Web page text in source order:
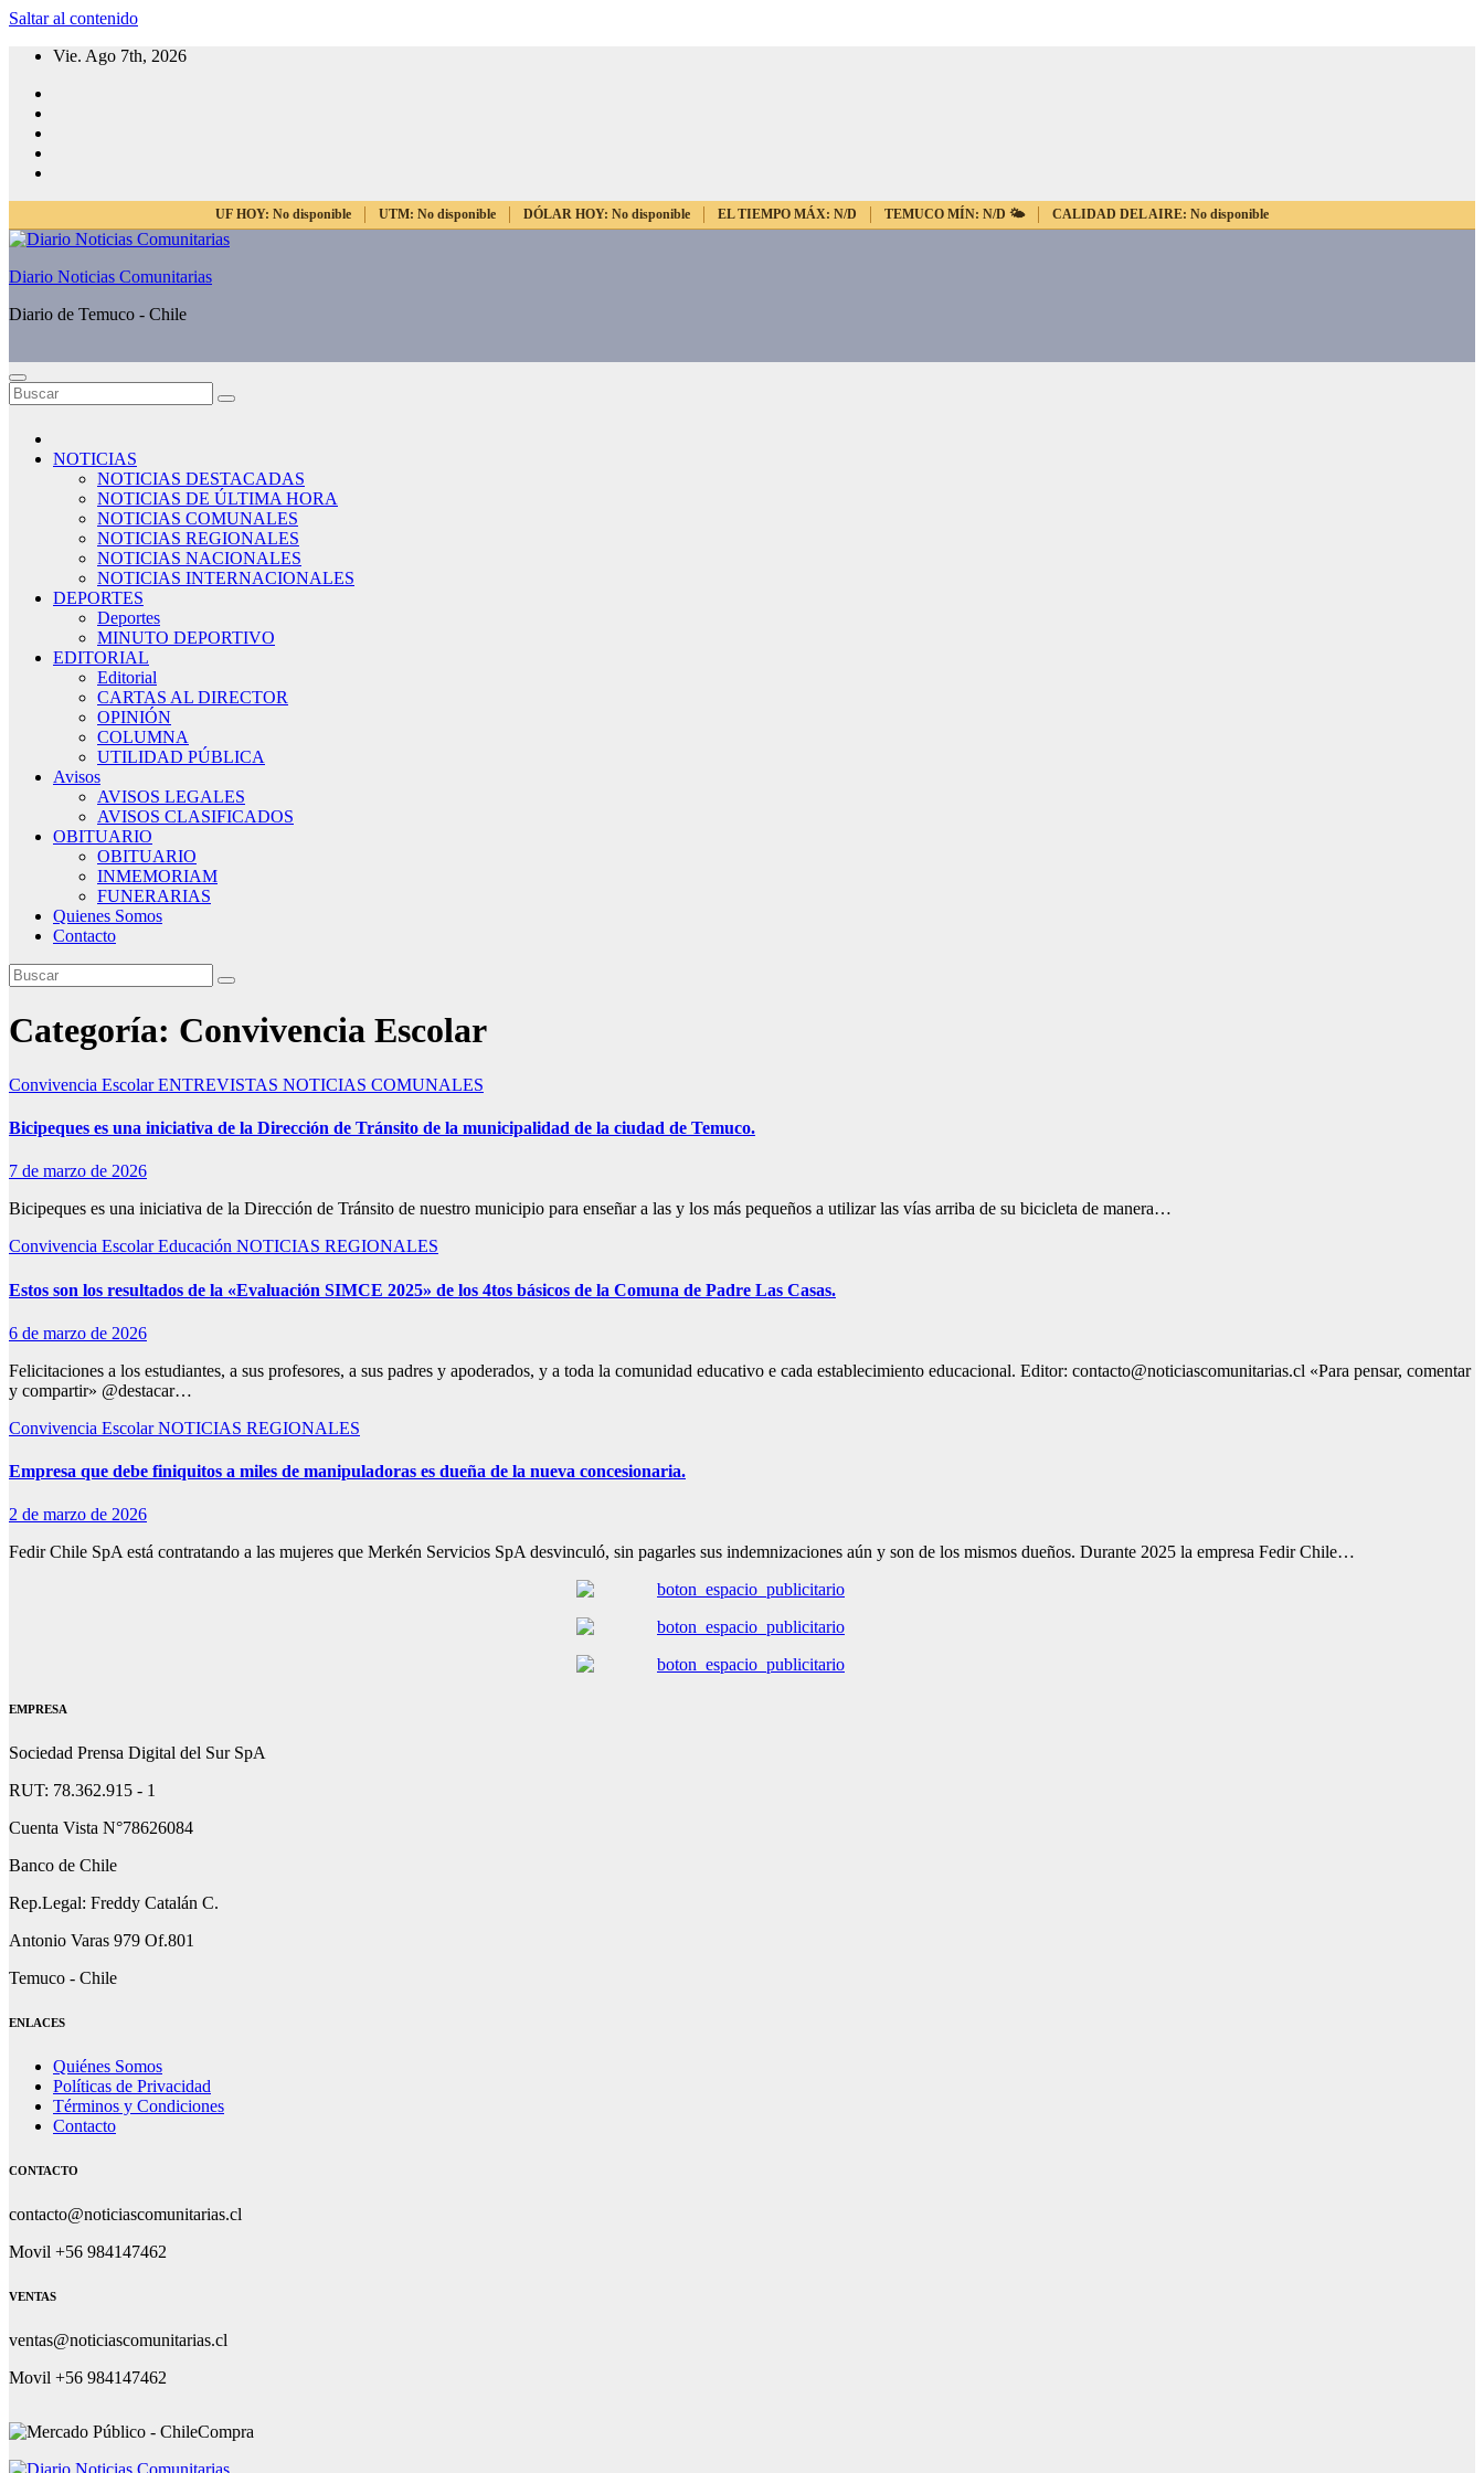
Saltar al contenido
Vie. Ago 7th, 2026
UF HOY: No disponible UTM: No disponible DÓLAR HOY: No disponible EL TIEMPO MÁX: N/D TEMUCO MÍN: N/D 🌤️ CALIDAD DEL AIRE: No disponible
Diario Noticias Comunitarias
Diario de Temuco - Chile
NOTICIAS
NOTICIAS DESTACADAS
NOTICIAS DE ÚLTIMA HORA
NOTICIAS COMUNALES
NOTICIAS REGIONALES
NOTICIAS NACIONALES
NOTICIAS INTERNACIONALES
DEPORTES
Deportes
MINUTO DEPORTIVO
EDITORIAL
Editorial
CARTAS AL DIRECTOR
OPINIÓN
COLUMNA
UTILIDAD PÚBLICA
Avisos
AVISOS LEGALES
AVISOS CLASIFICADOS
OBITUARIO
OBITUARIO
INMEMORIAM
FUNERARIAS
Quienes Somos
Contacto
Categoría: Convivencia Escolar
Convivencia EscolarENTREVISTAS NOTICIAS COMUNALES
Bicipeques es una iniciativa de la Dirección de Tránsito de la municipalidad de la ciudad de Temuco.
7 de marzo de 2026
Bicipeques es una iniciativa de la Dirección de Tránsito de nuestro municipio para enseñar a las y los más pequeños a utilizar las vías arriba de su bicicleta de manera…
Convivencia EscolarEducación NOTICIAS REGIONALES
Estos son los resultados de la «Evaluación SIMCE 2025» de los 4tos básicos de la Comuna de Padre Las Casas.
6 de marzo de 2026
Felicitaciones a los estudiantes, a sus profesores, a sus padres y apoderados, y a toda la comunidad educativo e cada establecimiento educacional. Editor: contacto@noticiascomunitarias.cl «Para pensar, comentar
y compartir» @destacar…
Convivencia EscolarNOTICIAS REGIONALES
Empresa que debe finiquitos a miles de manipuladoras es dueña de la nueva concesionaria.
2 de marzo de 2026
Fedir Chile SpA está contratando a las mujeres que Merkén Servicios SpA desvinculó, sin pagarles sus indemnizaciones aún y son de los mismos dueños. Durante 2025 la empresa Fedir Chile…
EMPRESA
Sociedad Prensa Digital del Sur SpA
RUT: 78.362.915 - 1
Cuenta Vista N°78626084
Banco de Chile
Rep.Legal: Freddy Catalán C.
Antonio Varas 979 Of.801
Temuco - Chile
ENLACES
Quiénes Somos
Políticas de Privacidad
Términos y Condiciones
Contacto
CONTACTO
contacto@noticiascomunitarias.cl
Movil +56 984147462
VENTAS
ventas@noticiascomunitarias.cl
Movil +56 984147462